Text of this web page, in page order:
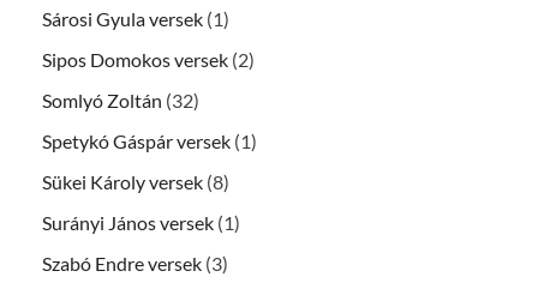
Sárosi Gyula versek (1)
Sipos Domokos versek (2)
Somlyó Zoltán (32)
Spetykó Gáspár versek (1)
Sükei Károly versek (8)
Surányi János versek (1)
Szabó Endre versek (3)